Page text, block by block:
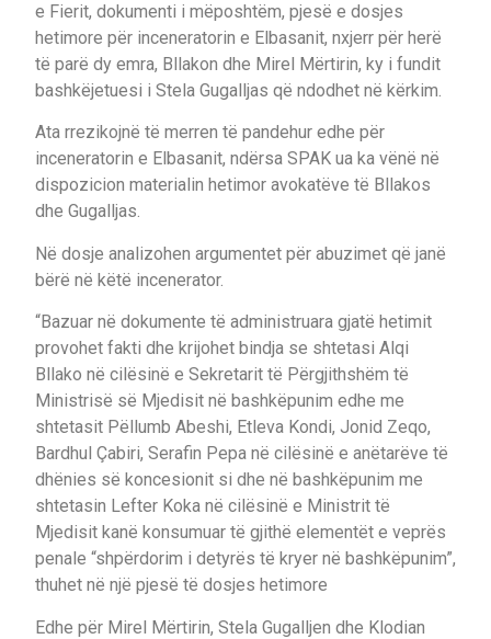
e Fierit, dokumenti i mëposhtëm, pjesë e dosjes
hetimore për inceneratorin e Elbasanit, nxjerr për herë
të parë dy emra, Bllakon dhe Mirel Mërtirin, ky i fundit
bashkëjetuesi i Stela Gugalljas që ndodhet në kërkim.
Ata rrezikojnë të merren të pandehur edhe për
inceneratorin e Elbasanit, ndërsa SPAK ua ka vënë në
dispozicion materialin hetimor avokatëve të Bllakos
dhe Gugalljas.
Në dosje analizohen argumentet për abuzimet që janë
bërë në këtë incenerator.
“Bazuar në dokumente të administruara gjatë hetimit
provohet fakti dhe krijohet bindja se shtetasi Alqi
Bllako në cilësinë e Sekretarit të Përgjithshëm të
Ministrisë së Mjedisit në bashkëpunim edhe me
shtetasit Pëllumb Abeshi, Etleva Kondi, Jonid Zeqo,
Bardhul Çabiri, Serafin Pepa në cilësinë e anëtarëve të
dhënies së koncesionit si dhe në bashkëpunim me
shtetasin Lefter Koka në cilësinë e Ministrit të
Mjedisit kanë konsumuar të gjithë elementët e veprës
penale “shpërdorim i detyrës të kryer në bashkëpunim”,
thuhet në një pjesë të dosjes hetimore
Edhe për Mirel Mërtirin, Stela Gugalljen dhe Klodian